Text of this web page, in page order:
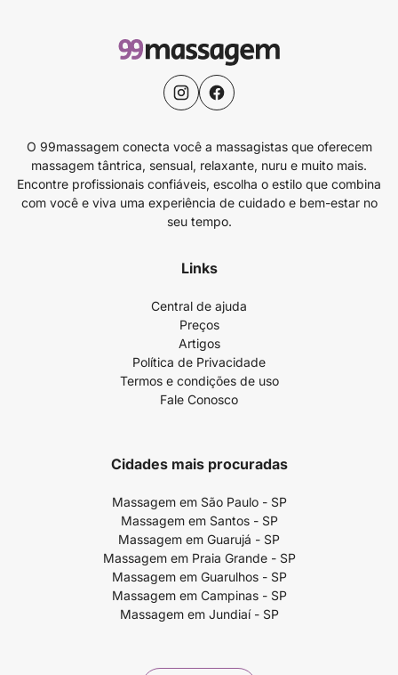
O 99massagem conecta você a massagistas que oferecem
massagem tântrica, sensual, relaxante, nuru e muito mais.
Encontre profissionais confiáveis, escolha o estilo que combina
com você e viva uma experiência de cuidado e bem-estar no
seu tempo.
Links
Central de ajuda
Preços
Artigos
Política de Privacidade
Termos e condições de uso
Fale Conosco
Cidades mais procuradas
Massagem em São Paulo - SP
Massagem em Santos - SP
Massagem em Guarujá - SP
Massagem em Praia Grande - SP
Massagem em Guarulhos - SP
Massagem em Campinas - SP
Massagem em Jundiaí - SP